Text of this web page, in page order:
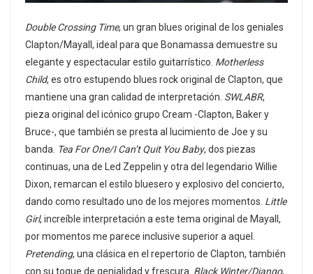
Double Crossing Time, un gran blues original de los geniales
Clapton/Mayall, ideal para que Bonamassa demuestre su
elegante y espectacular estilo guitarrístico. Motherless
Child, es otro estupendo blues rock original de Clapton, que
mantiene una gran calidad de interpretación. SWLABR,
pieza original del icónico grupo Cream -Clapton, Baker y
Bruce-, que también se presta al lucimiento de Joe y su
banda. Tea For One/I Can’t Quit You Baby, dos piezas
continuas, una de Led Zeppelin y otra del legendario Willie
Dixon, remarcan el estilo bluesero y explosivo del concierto,
dando como resultado uno de los mejores momentos. Little
Girl, increíble interpretación a este tema original de Mayall,
por momentos me parece inclusive superior a aquel.
Pretending, una clásica en el repertorio de Clapton, también
con su toque de genialidad y frescura. Black Winter/Django,